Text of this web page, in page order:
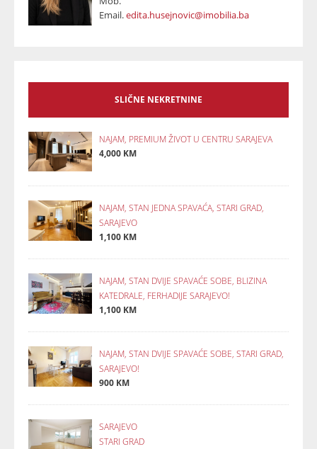
Email.edita.husejnovic@imobilia.ba
SLIČNE NEKRETNINE
NAJAM, PREMIUM ŽIVOT U CENTRU SARAJEVA
4,000 KM
NAJAM, STAN JEDNA SPAVAĆA, STARI GRAD,
SARAJEVO
1,100 KM
NAJAM, STAN DVIJE SPAVAĆE SOBE, BLIZINA
KATEDRALE, FERHADIJE SARAJEVO!
1,100 KM
NAJAM, STAN DVIJE SPAVAĆE SOBE, STARI GRAD,
SARAJEVO!
900 KM
SARAJEVO
STARI GRAD